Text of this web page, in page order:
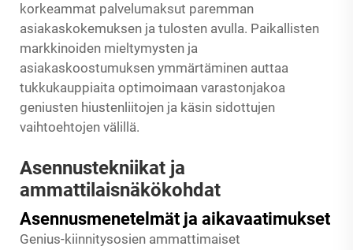
korkeammat palvelumaksut paremman
asiakaskokemuksen ja tulosten avulla. Paikallisten
markkinoiden mieltymysten ja
asiakaskoostumuksen ymmärtäminen auttaa
tukkukauppiaita optimoimaan varastonjakoa
geniusten hiustenliitojen ja käsin sidottujen
vaihtoehtojen välillä.
Asennustekniikat ja
ammattilaisnäkökohdat
Asennusmenetelmät ja aikavaatimukset
Genius-kiinnitysosien ammattimaiset